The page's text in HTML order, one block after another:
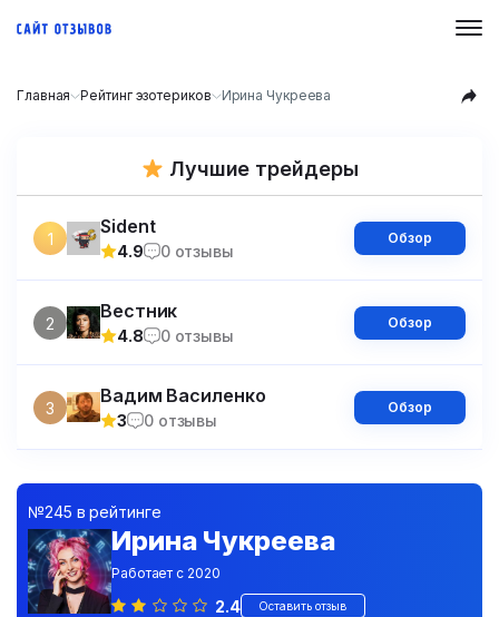
Главная Рейтинг эзотериков Ирина Чукреева
Лучшие трейдеры
1
Sident
4.9 0 отзывы
Обзор
2
Вестник
4.8 0 отзывы
Обзор
3
Вадим Василенко
3 0 отзывы
Обзор
№245 в рейтинге
Ирина Чукреева
Работает с 2020
2.4 Оставить отзыв